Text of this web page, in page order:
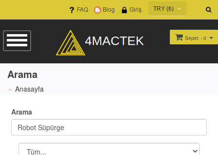
TRY (₺)
FAQ Blog Giriş
Sepet - 0
Arama
Anasayfa
Arama